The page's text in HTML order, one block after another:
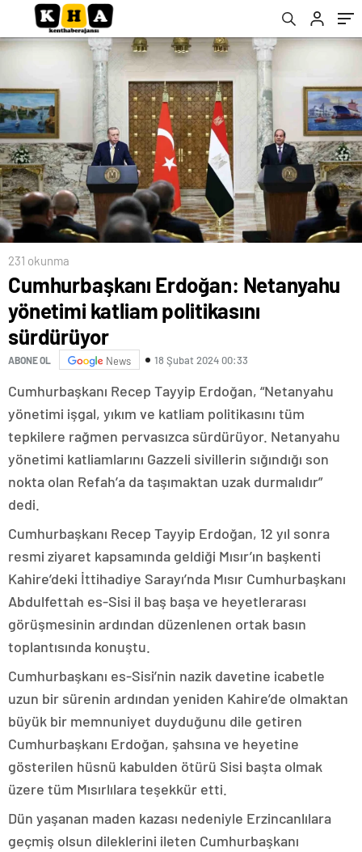
231 okunma
Cumhurbaşkanı Erdoğan: Netanyahu
yönetimi katliam politikasını
sürdürüyor
ABONE OL News 18 Şubat 2024 00:33
Cumhurbaşkanı Recep Tayyip Erdoğan, “Netanyahu
yönetimi işgal, yıkım ve katliam politikasını tüm
tepkilere rağmen pervasızca sürdürüyor. Netanyahu
yönetimi katliamlarını Gazzeli sivillerin sığındığı son
nokta olan Refah’a da taşımaktan uzak durmalıdır”
dedi.
Cumhurbaşkanı Recep Tayyip Erdoğan, 12 yıl sonra
resmi ziyaret kapsamında geldiği Mısır’ın başkenti
Kahire’deki İttihadiye Sarayı’nda Mısır Cumhurbaşkanı
Abdulfettah es-Sisi il baş başa ve heyetlerarası
görüşmesinin ardından düzenlenen ortak basın
toplantısında konuştu.
Cumhurbaşkanı es-Sisi’nin nazik davetine icabetle
uzun bir sürenin ardından yeniden Kahire’de olmaktan
büyük bir memnuniyet duyduğunu dile getiren
Cumhurbaşkanı Erdoğan, şahsına ve heyetine
gösterilen hüsnü kabulden ötürü Sisi başta olmak
üzere tüm Mısırlılara teşekkür etti.
Dün yaşanan maden kazası nedeniyle Erzincanlılara
geçmiş olsun dileklerini ileten Cumhurbaşkanı